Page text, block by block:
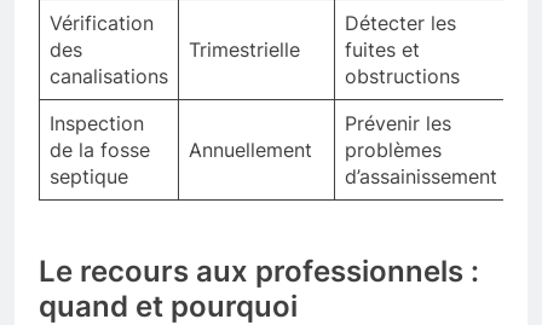
Vérification
des
canalisations
Trimestrielle
Détecter les
fuites et
obstructions
Inspection
de la fosse
septique
Annuellement
Prévenir les
problèmes
d’assainissement
Le recours aux professionnels :
quand et pourquoi